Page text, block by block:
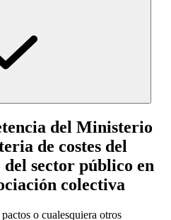
del Ministerio
de costes del
sector público en
colectiva
o cualesquiera otros